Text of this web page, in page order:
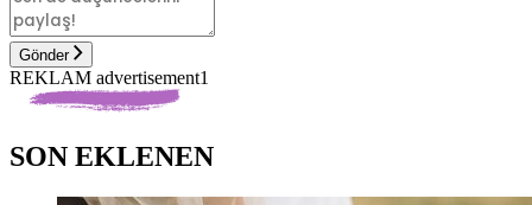
Gönder
REKLAM advertisement1
SON EKLENEN